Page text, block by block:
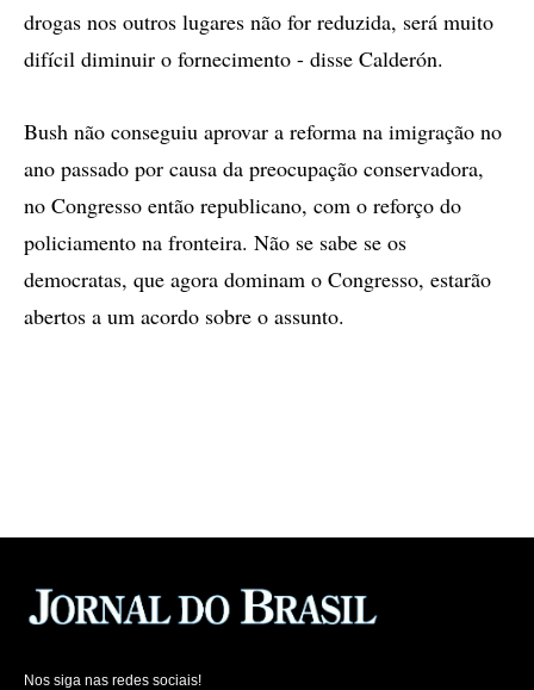
drogas nos outros lugares não for reduzida, será muito
difícil diminuir o fornecimento - disse Calderón.
Bush não conseguiu aprovar a reforma na imigração no
ano passado por causa da preocupação conservadora,
no Congresso então republicano, com o reforço do
policiamento na fronteira. Não se sabe se os
democratas, que agora dominam o Congresso, estarão
abertos a um acordo sobre o assunto.
Nos siga nas redes sociais!